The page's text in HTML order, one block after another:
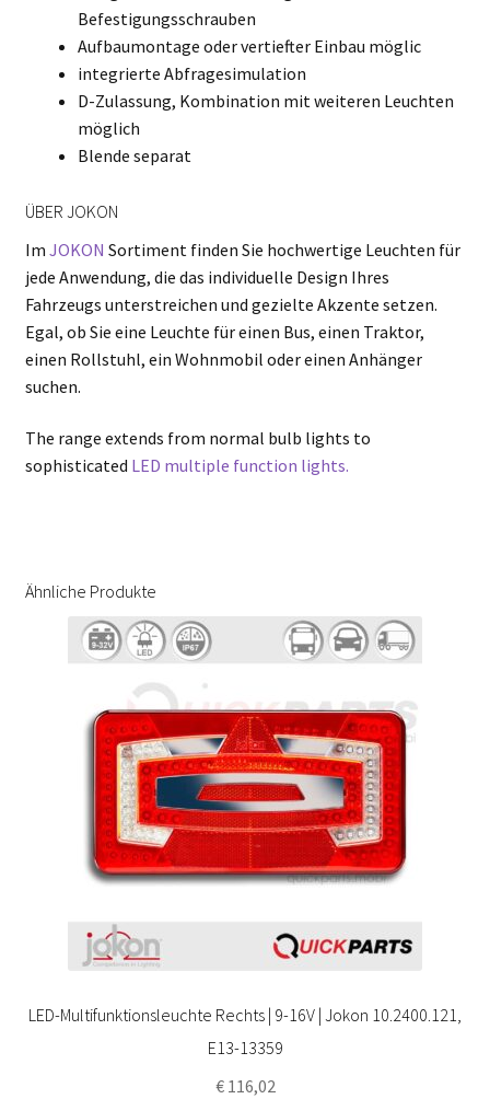
Befestigungsschrauben
Aufbaumontage oder vertiefter Einbau möglic
integrierte Abfragesimulation
D-Zulassung, Kombination mit weiteren Leuchten
möglich
Blende separat
ÜBER JOKON
Im JOKON Sortiment finden Sie hochwertige Leuchten für
jede Anwendung, die das individuelle Design Ihres
Fahrzeugs unterstreichen und gezielte Akzente setzen.
Egal, ob Sie eine Leuchte für einen Bus, einen Traktor,
einen Rollstuhl, ein Wohnmobil oder einen Anhänger
suchen.
The range extends from normal bulb lights to
sophisticated LED multiple function lights.
Ähnliche Produkte
LED-Multifunktionsleuchte Rechts | 9-16V | Jokon 10.2400.121,
E13-13359
€116,02